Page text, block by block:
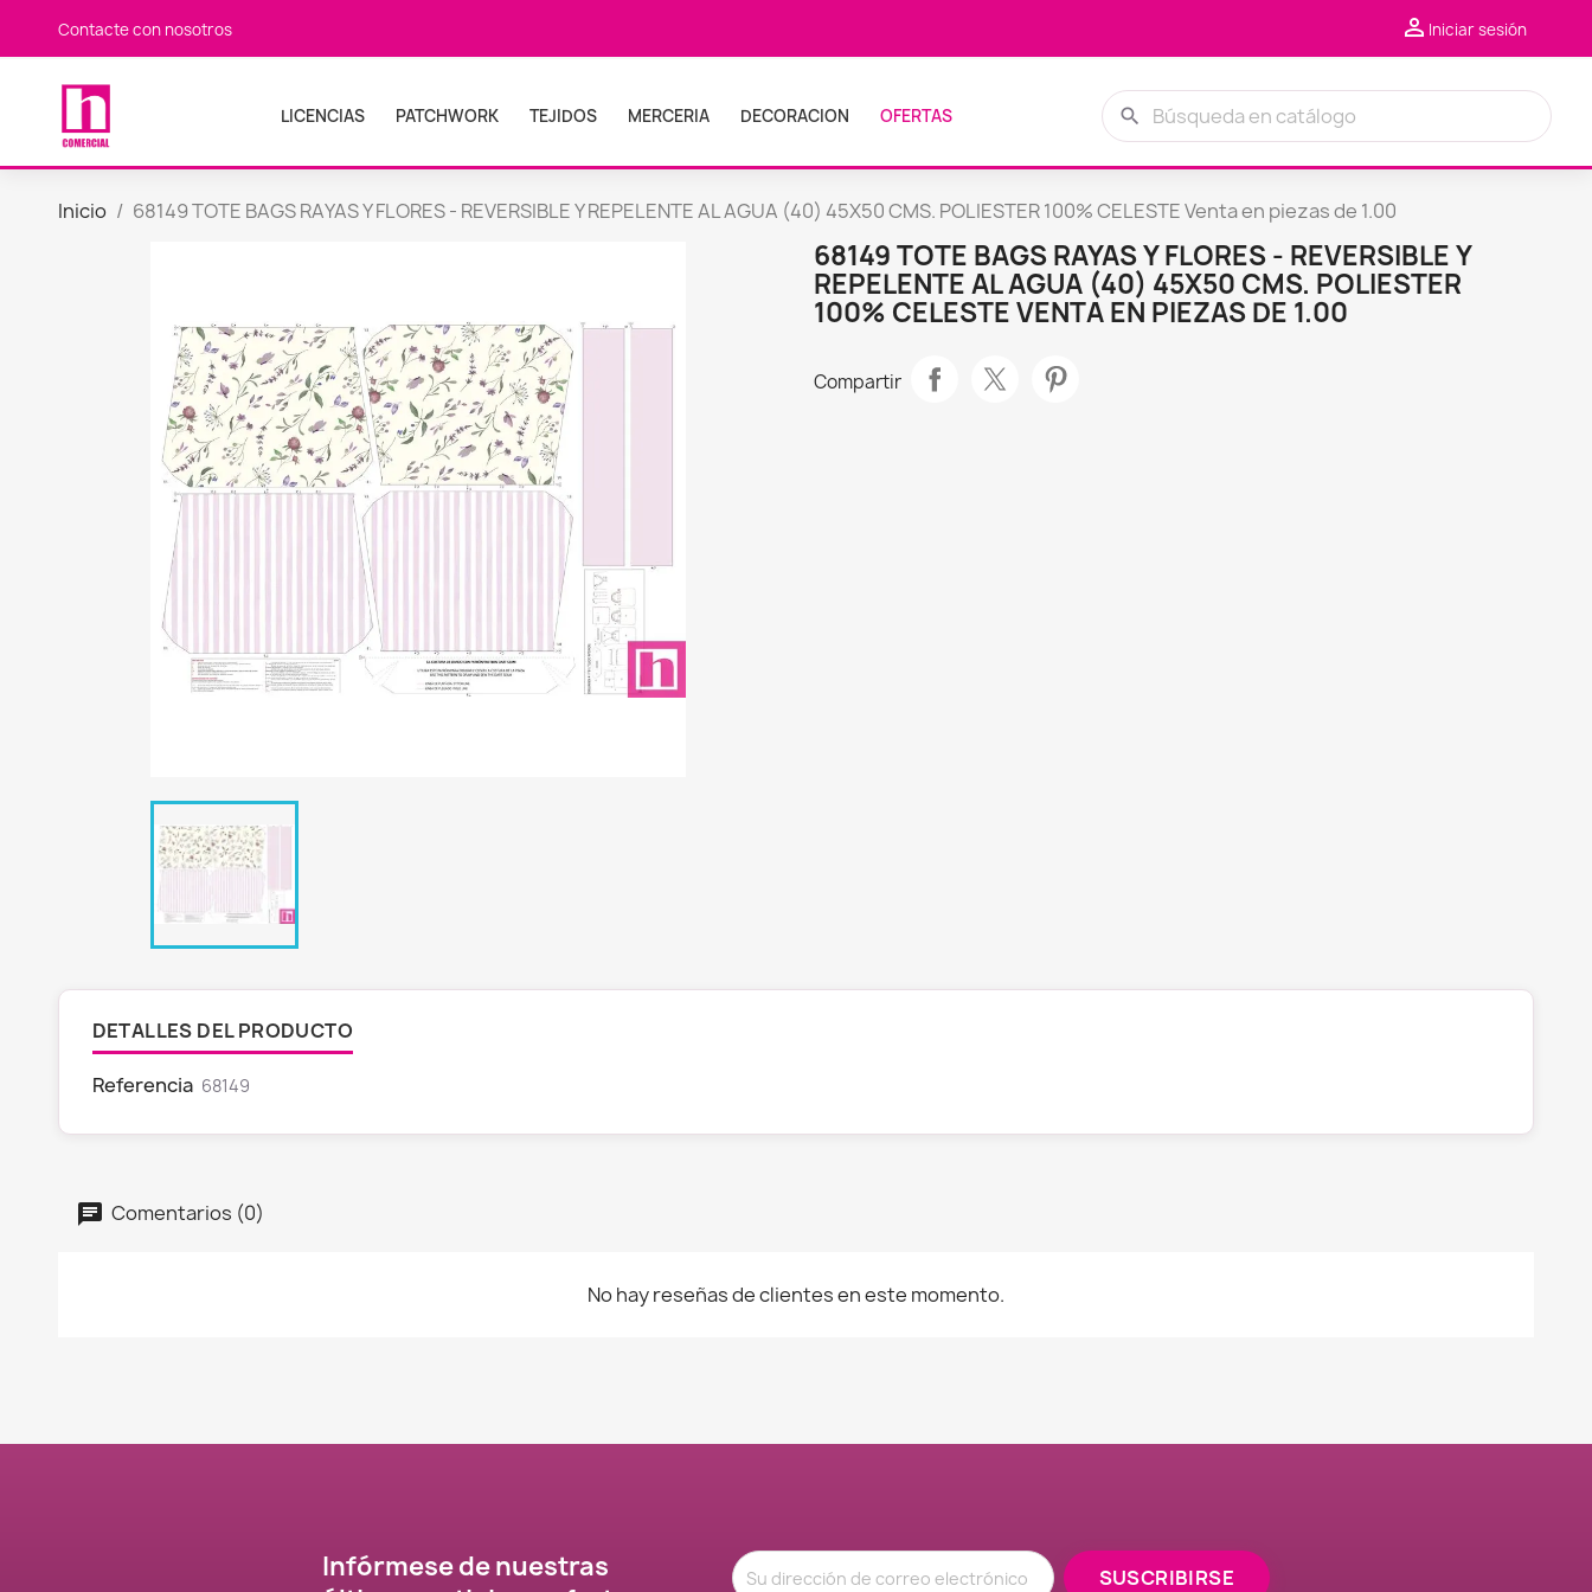
Contacte con nosotros  Iniciar sesión
LICENCIAS PATCHWORK TEJIDOS MERCERIA DECORACION OFERTAS search
Inicio 68149 TOTE BAGS RAYAS Y FLORES - REVERSIBLE Y REPELENTE AL AGUA (40) 45X50 CMS. POLIESTER 100% CELESTE Venta en piezas de 1.00
68149 TOTE BAGS RAYAS Y FLORES - REVERSIBLE Y
REPELENTE AL AGUA (40) 45X50 CMS. POLIESTER
100% CELESTE VENTA EN PIEZAS DE 1.00
Compartir
DETALLES DEL PRODUCTO
Referencia 68149
Comentarios (0)
No hay reseñas de clientes en este momento.
Infórmese de nuestras